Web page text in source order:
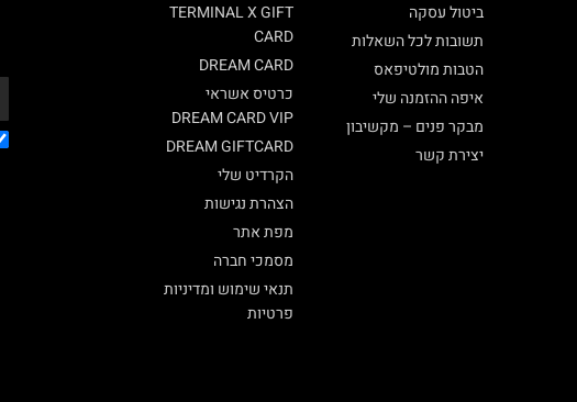
TERMINAL X GIFT
CARD
DREAM CARD
כרטיס אשראי
DREAM CARD VIP
DREAM GIFTCARD
הקרדיט שלי
הצהרת נגישות
מפת אתר
מסמכי חברה
תנאי שימוש ומדיניות
פרטיות
ביטול עסקה
תשובות לכל השאלות
הטבות מולטיפאס
איפה ההזמנה שלי
מבקר פנים – מקשיבון
יצירת קשר